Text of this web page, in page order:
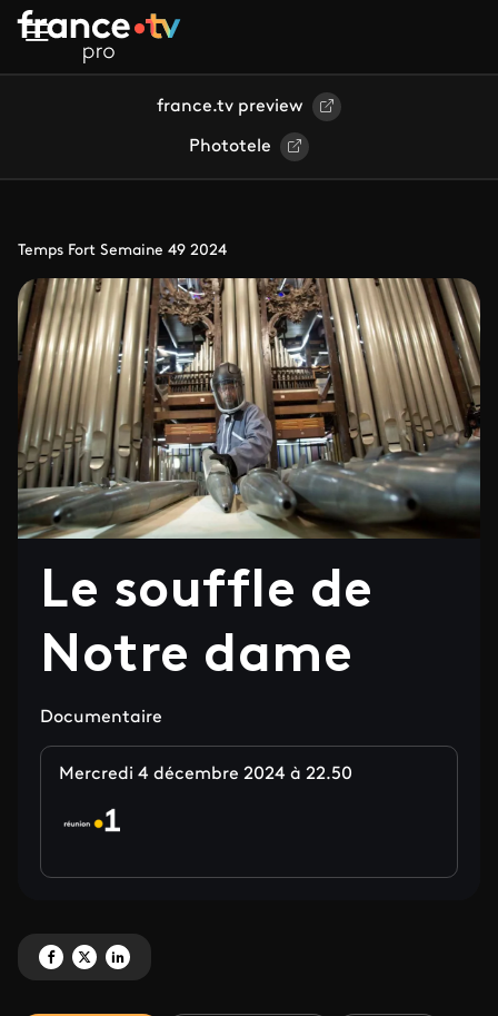
Aller au contenu principal
france.tv preview
Phototele
Temps Fort Semaine 49 2024
Le souffle de
Notre dame
Documentaire
Mercredi 4 décembre 2024 à 22.50
Partagez 'Le souffle de Notre dame' sur Facebook
Partagez 'Le souffle de Notre dame' sur X
Partagez 'Le souffle de Notre dame' sur LinkedIn